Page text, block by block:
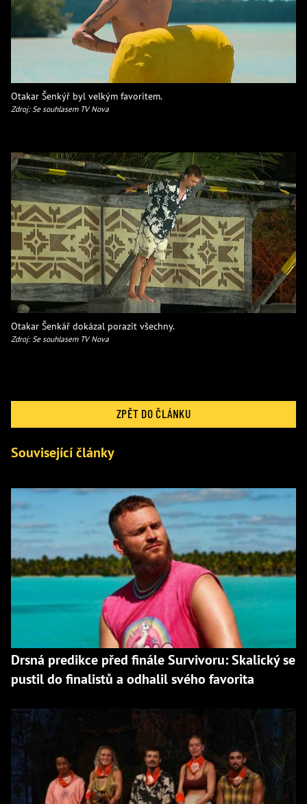
Otakar Šenkýř byl velkým favoritem.
Zdroj: Se souhlasem TV Nova
Otakar Šenkář dokázal porazit všechny.
Zdroj: Se souhlasem TV Nova
ZPĚT DO ČLÁNKU
Související články
Drsná predikce před finále Survivoru: Skalický se
pustil do finalistů a odhalil svého favorita